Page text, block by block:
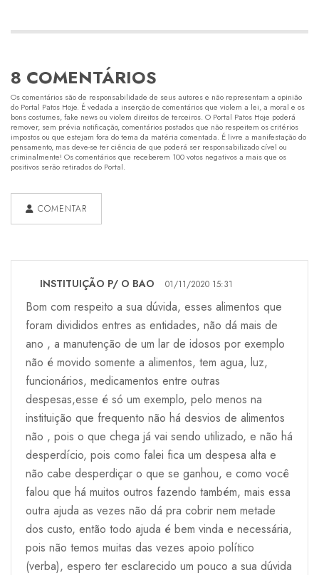
8 COMENTÁRIOS
Os comentários são de responsabilidade de seus autores e não representam a opinião
do Portal Patos Hoje. É vedada a inserção de comentários que violem a lei, a moral e os
bons costumes, fake news ou violem direitos de terceiros. O Portal Patos Hoje poderá
remover, sem prévia notificação, comentários postados que não respeitem os critérios
impostos ou que estejam fora do tema da matéria comentada. É livre a manifestação do
pensamento, mas deve-se ter ciência de que poderá ser responsabilizado cível ou
criminalmente! Os comentários que receberem 100 votos negativos a mais que os
positivos serão retirados do Portal.
COMENTAR
INSTITUIÇÃO P/ O BAO 01/11/2020 15:31
Bom com respeito a sua dúvida, esses alimentos que
foram divididos entres as entidades, não dá mais de
ano , a manutenção de um lar de idosos por exemplo
não é movido somente a alimentos, tem agua, luz,
funcionários, medicamentos entre outras
despesas,esse é só um exemplo, pelo menos na
instituição que frequento não há desvios de alimentos
não , pois o que chega já vai sendo utilizado, e não há
desperdício, pois como falei fica um despesa alta e
não cabe desperdiçar o que se ganhou, e como você
falou que há muitos outros fazendo também, mais essa
outra ajuda as vezes não dá pra cobrir nem metade
dos custo, então todo ajuda é bem vinda e necessária,
pois não temos muitas das vezes apoio político
(verba), espero ter esclarecido um pouco a sua dúvida